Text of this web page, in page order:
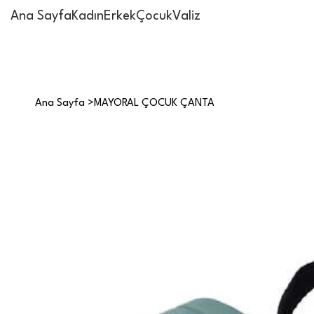
Ana SayfaKadınErkekÇocukValiz
Ana Sayfa >MAYORAL ÇOCUK ÇANTA